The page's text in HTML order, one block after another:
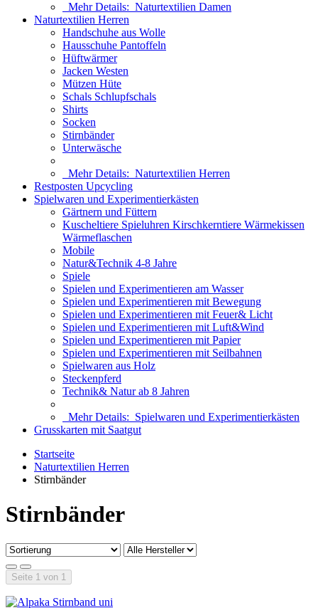
Mehr Details: Naturtextilien Damen
Naturtextilien Herren
Handschuhe aus Wolle
Hausschuhe Pantoffeln
Hüftwärmer
Jacken Westen
Mützen Hüte
Schals Schlupfschals
Shirts
Socken
Stirnbänder
Unterwäsche
Mehr Details: Naturtextilien Herren
Restposten Upcycling
Spielwaren und Experimentierkästen
Gärtnern und Füttern
Kuscheltiere Spieluhren Kirschkerntiere Wärmekissen
Wärmeflaschen
Mobile
Natur&Technik 4-8 Jahre
Spiele
Spielen und Experimentieren am Wasser
Spielen und Experimentieren mit Bewegung
Spielen und Experimentieren mit Feuer& Licht
Spielen und Experimentieren mit Luft&Wind
Spielen und Experimentieren mit Papier
Spielen und Experimentieren mit Seilbahnen
Spielwaren aus Holz
Steckenpferd
Technik& Natur ab 8 Jahren
Mehr Details: Spielwaren und Experimentierkästen
Grusskarten mit Saatgut
Startseite
Naturtextilien Herren
Stirnbänder
Stirnbänder
Seite 1 von 1